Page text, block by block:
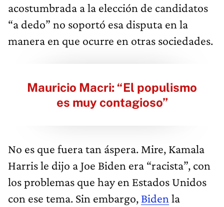
acostumbrada a la elección de candidatos
“a dedo” no soportó esa disputa en la
manera en que ocurre en otras sociedades.
Mauricio Macri: “El populismo
es muy contagioso”
No es que fuera tan áspera. Mire, Kamala
Harris le dijo a Joe Biden era “racista”, con
los problemas que hay en Estados Unidos
con ese tema. Sin embargo, Biden la